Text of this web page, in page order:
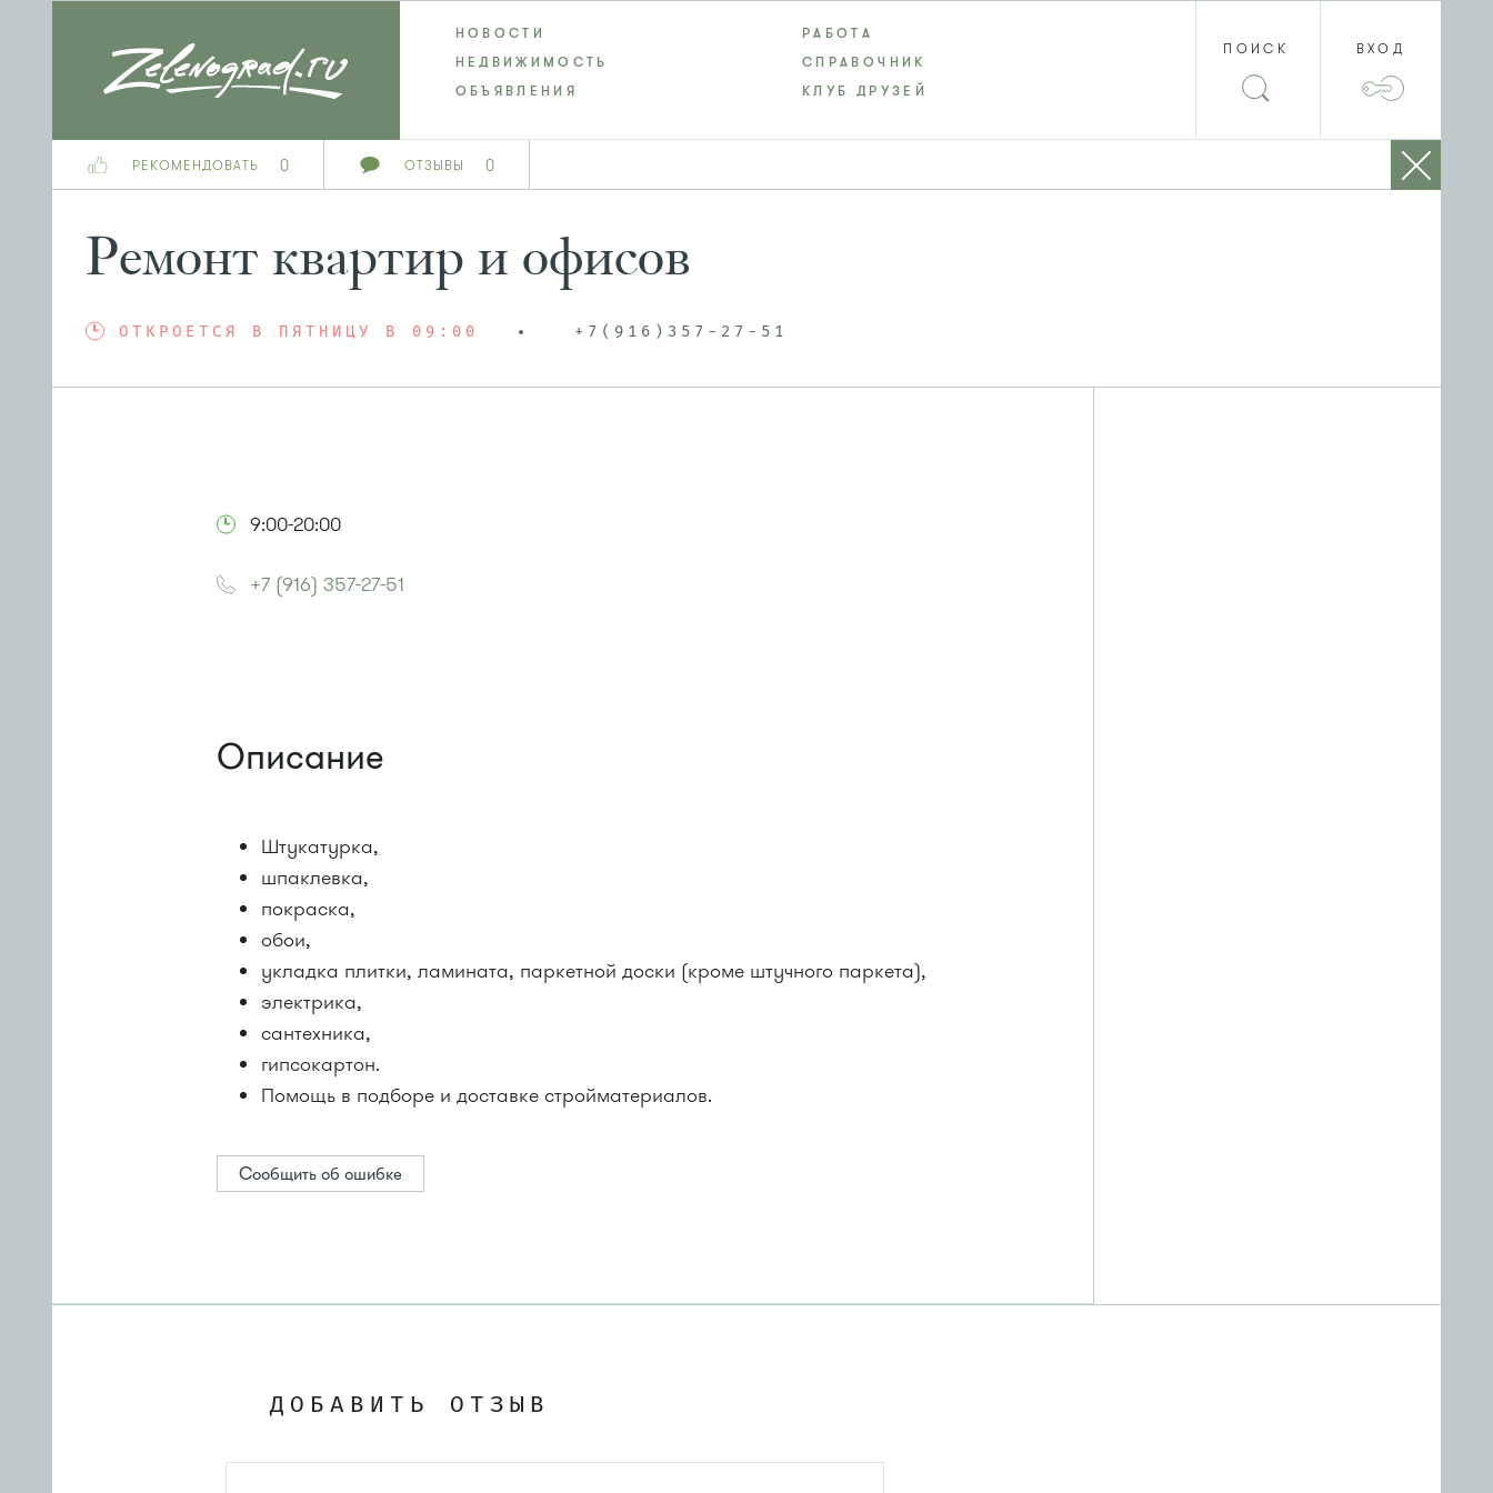
РЕКОМЕНДОВАТЬ 0 ОТЗЫВЫ 0
НОВОСТИ
РАБОТА
НЕДВИЖИМОСТЬ
СПРАВОЧНИК
ОБЪЯВЛЕНИЯ
КЛУБ ДРУЗЕЙ
ПОИСК ВХОД
Ремонт квартир и офисов
ОТКРОЕТСЯ В ПЯТНИЦУ В 09:00 +7(916)357-27-51
9:00-20:00
+7 (916) 357-27-51
Описание
Штукатурка,
шпаклевка,
покраска,
обои,
укладка плитки, ламината, паркетной доски (кроме штучного паркета),
электрика,
сантехника,
гипсокартон.
Помощь в подборе и доставке стройматериалов.
Сообщить об ошибке
ДОБАВИТЬ ОТЗЫВ